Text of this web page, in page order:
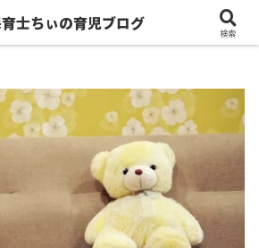
士ちぃの育児ブログ
検索